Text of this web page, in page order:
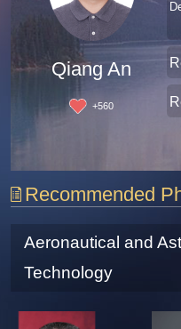
Qiang An
+560
Recommended
Aeronautical and
Technology